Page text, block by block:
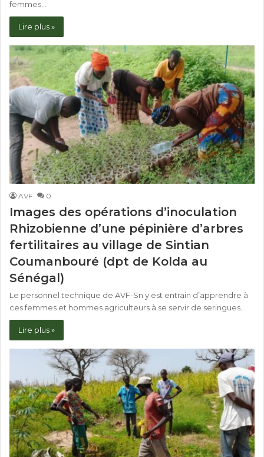
femmes…
Lire plus »
AVF 0
Images des opérations d’inoculation
Rhizobienne d’une pépinière d’arbres
fertilitaires au village de Sintian
Coumanbouré (dpt de Kolda au
Sénégal)
Le personnel technique de AVF-Sn y est entrain d’apprendre à
ces femmes et hommes agriculteurs à se servir de seringues…
Lire plus »